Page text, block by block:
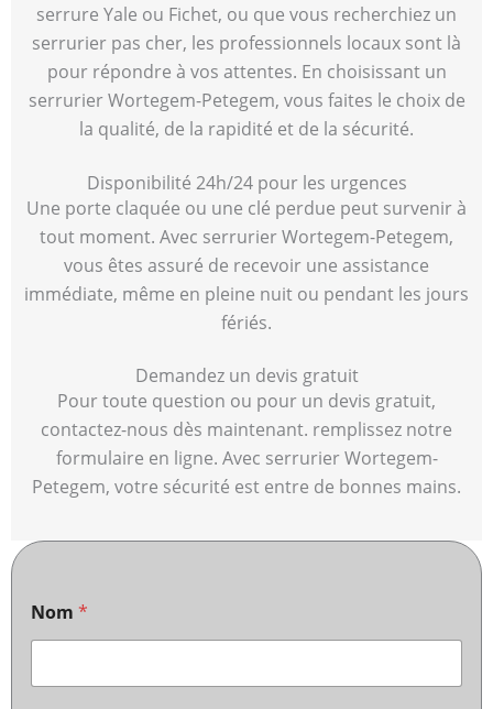
serrure Yale ou Fichet, ou que vous recherchiez un
serrurier pas cher, les professionnels locaux sont là
pour répondre à vos attentes. En choisissant un
serrurier Wortegem-Petegem, vous faites le choix de
la qualité, de la rapidité et de la sécurité.
Disponibilité 24h/24 pour les urgences
Une porte claquée ou une clé perdue peut survenir à
tout moment. Avec serrurier Wortegem-Petegem,
vous êtes assuré de recevoir une assistance
immédiate, même en pleine nuit ou pendant les jours
fériés.
Demandez un devis gratuit
Pour toute question ou pour un devis gratuit,
contactez-nous dès maintenant. remplissez notre
formulaire en ligne. Avec serrurier Wortegem-
Petegem, votre sécurité est entre de bonnes mains.
Nom *